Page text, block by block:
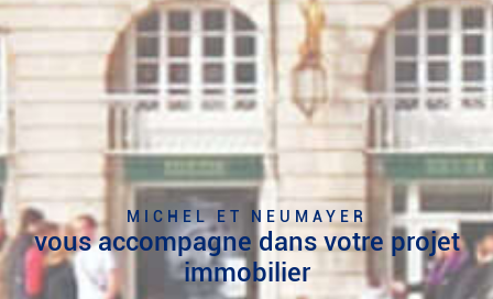
MICHEL ET NEUMAYER
vous accompagne dans votre projet
immobilier